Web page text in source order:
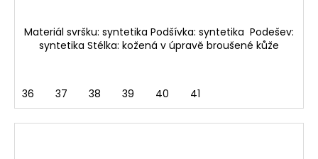
Materiál svršku: syntetika Podšívka: syntetika Podešev:
syntetika Stélka: kožená v úpravě broušené kůže
36 37 38 39 40 41